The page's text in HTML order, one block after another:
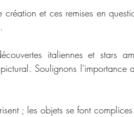
et ces remises en
italiennes et stars
Soulignons l'importance
; les objets se font